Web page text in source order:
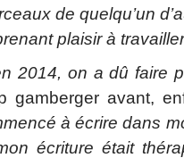
de quelqu’un
plaisir à
2014, on a dû faire
gamberger avant,
à écrire dans
écriture était